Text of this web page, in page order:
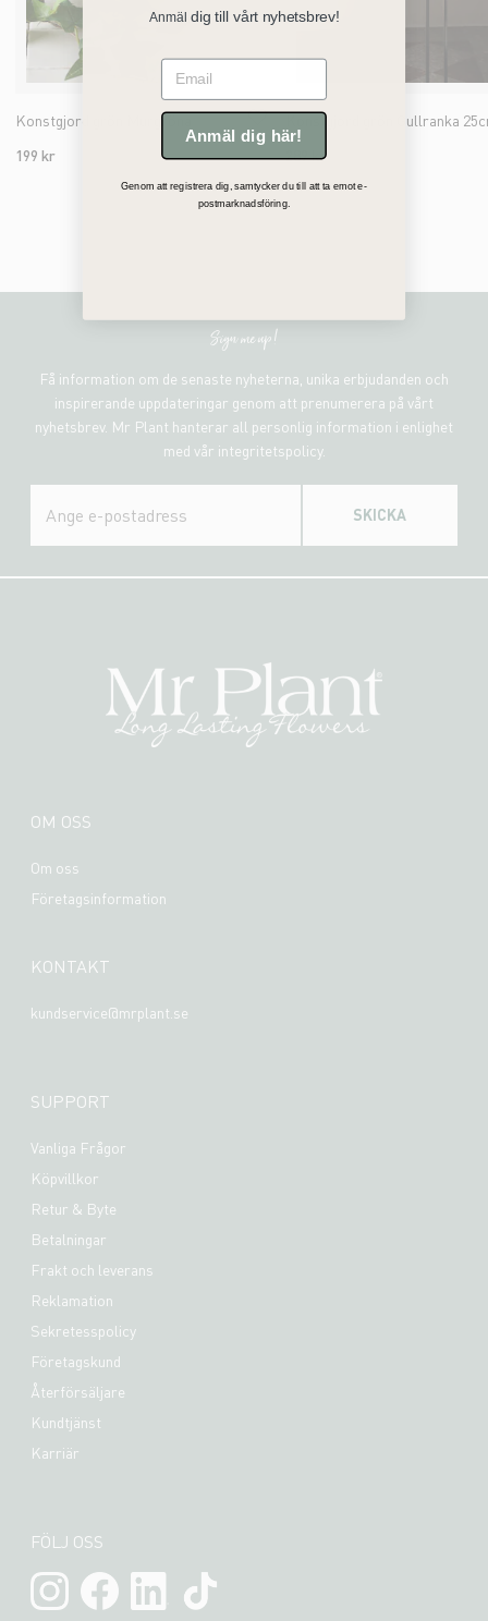
Konstgjord grön Murgröna
199 kr
Konstgjord grön Gullranka
289 kr
Sign me up!
Få information om de senaste nyheterna, unika erbjudanden och
inspirerande uppdateringar genom att prenumerera på vårt
nyhetsbrev. Mr Plant hanterar all personlig information i enlighet
med vår integritetspolicy.
SKICKA
OM OSS
Om oss
Företagsinformation
KONTAKT
kundservice@mrplant.se
SUPPORT
Vanliga Frågor
Köpvillkor
Retur & Byte
Betalningar
Frakt och leverans
Reklamation
Sekretesspolicy
Företagskund
Återförsäljare
Kundtjänst
Karriär
FÖLJ OSS
Anmäl dig till vårt nyhetsbrev!
Email
Anmäl dig här!
Genom att registrera dig, samtycker du till att ta emot e-
postmarknadsföring.